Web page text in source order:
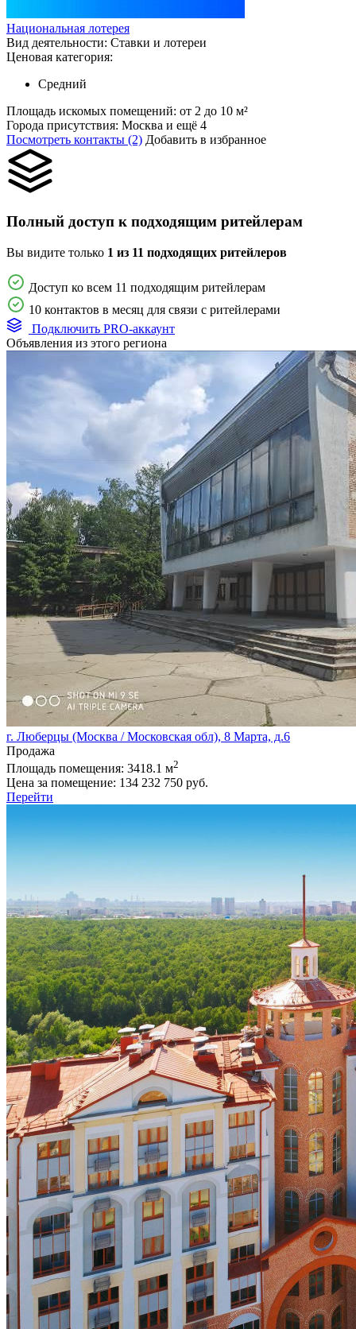
Национальная лотерея
Вид деятельности: Ставки и лотереи
Ценовая категория:
Средний
Площадь искомых помещений: от 2 до 10 м²
Города присутствия: Москва и ещё 4
Посмотреть контакты (2) Добавить в избранное
Полный доступ к подходящим ритейлерам
Вы видите только 1 из 11 подходящих ритейлеров
Доступ ко всем 11 подходящим ритейлерам
10 контактов в месяц для связи с ритейлерами
Подключить PRO-аккаунт
Объявления из этого региона
г. Люберцы (Москва / Московская обл), 8 Марта, д.6
Продажа
Площадь помещения: 3418.1 м2
Цена за помещение: 134 232 750 руб.
Перейти